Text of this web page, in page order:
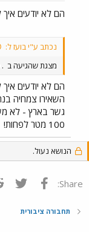
הם לא יודעים איך
נכתב ע"י בועז ל:
מצגת שהגיעה ב
הם לא יודעים איך
השאירו צמחיה
גשר בארץ - לא
100 מטר לפחות!
הנושא נעול.
Share: פייסבוק
תחבורה ציבורית